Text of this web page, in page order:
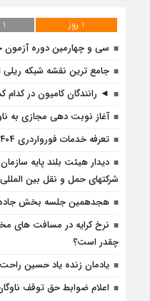
1 روز 1 هفته
سی و چهارمین دوره آزمون
جامع ترین نقشه شبکه ریلی
◄ رانندگان کامیون در کدام
آغاز نوبت دهی مجازی به
تعرفه خدمات فورواردری ۱۴۰4
دیدار هیئت بلند پایه
شرکتهای حمل و نقل بین المللی
هجدهمین جلسه بخش جاده
نرخ کرایه در مسافت‌ های
چقدر است؟
یادمان زنده یاد حسین
اعلام ضوابط حق توقف